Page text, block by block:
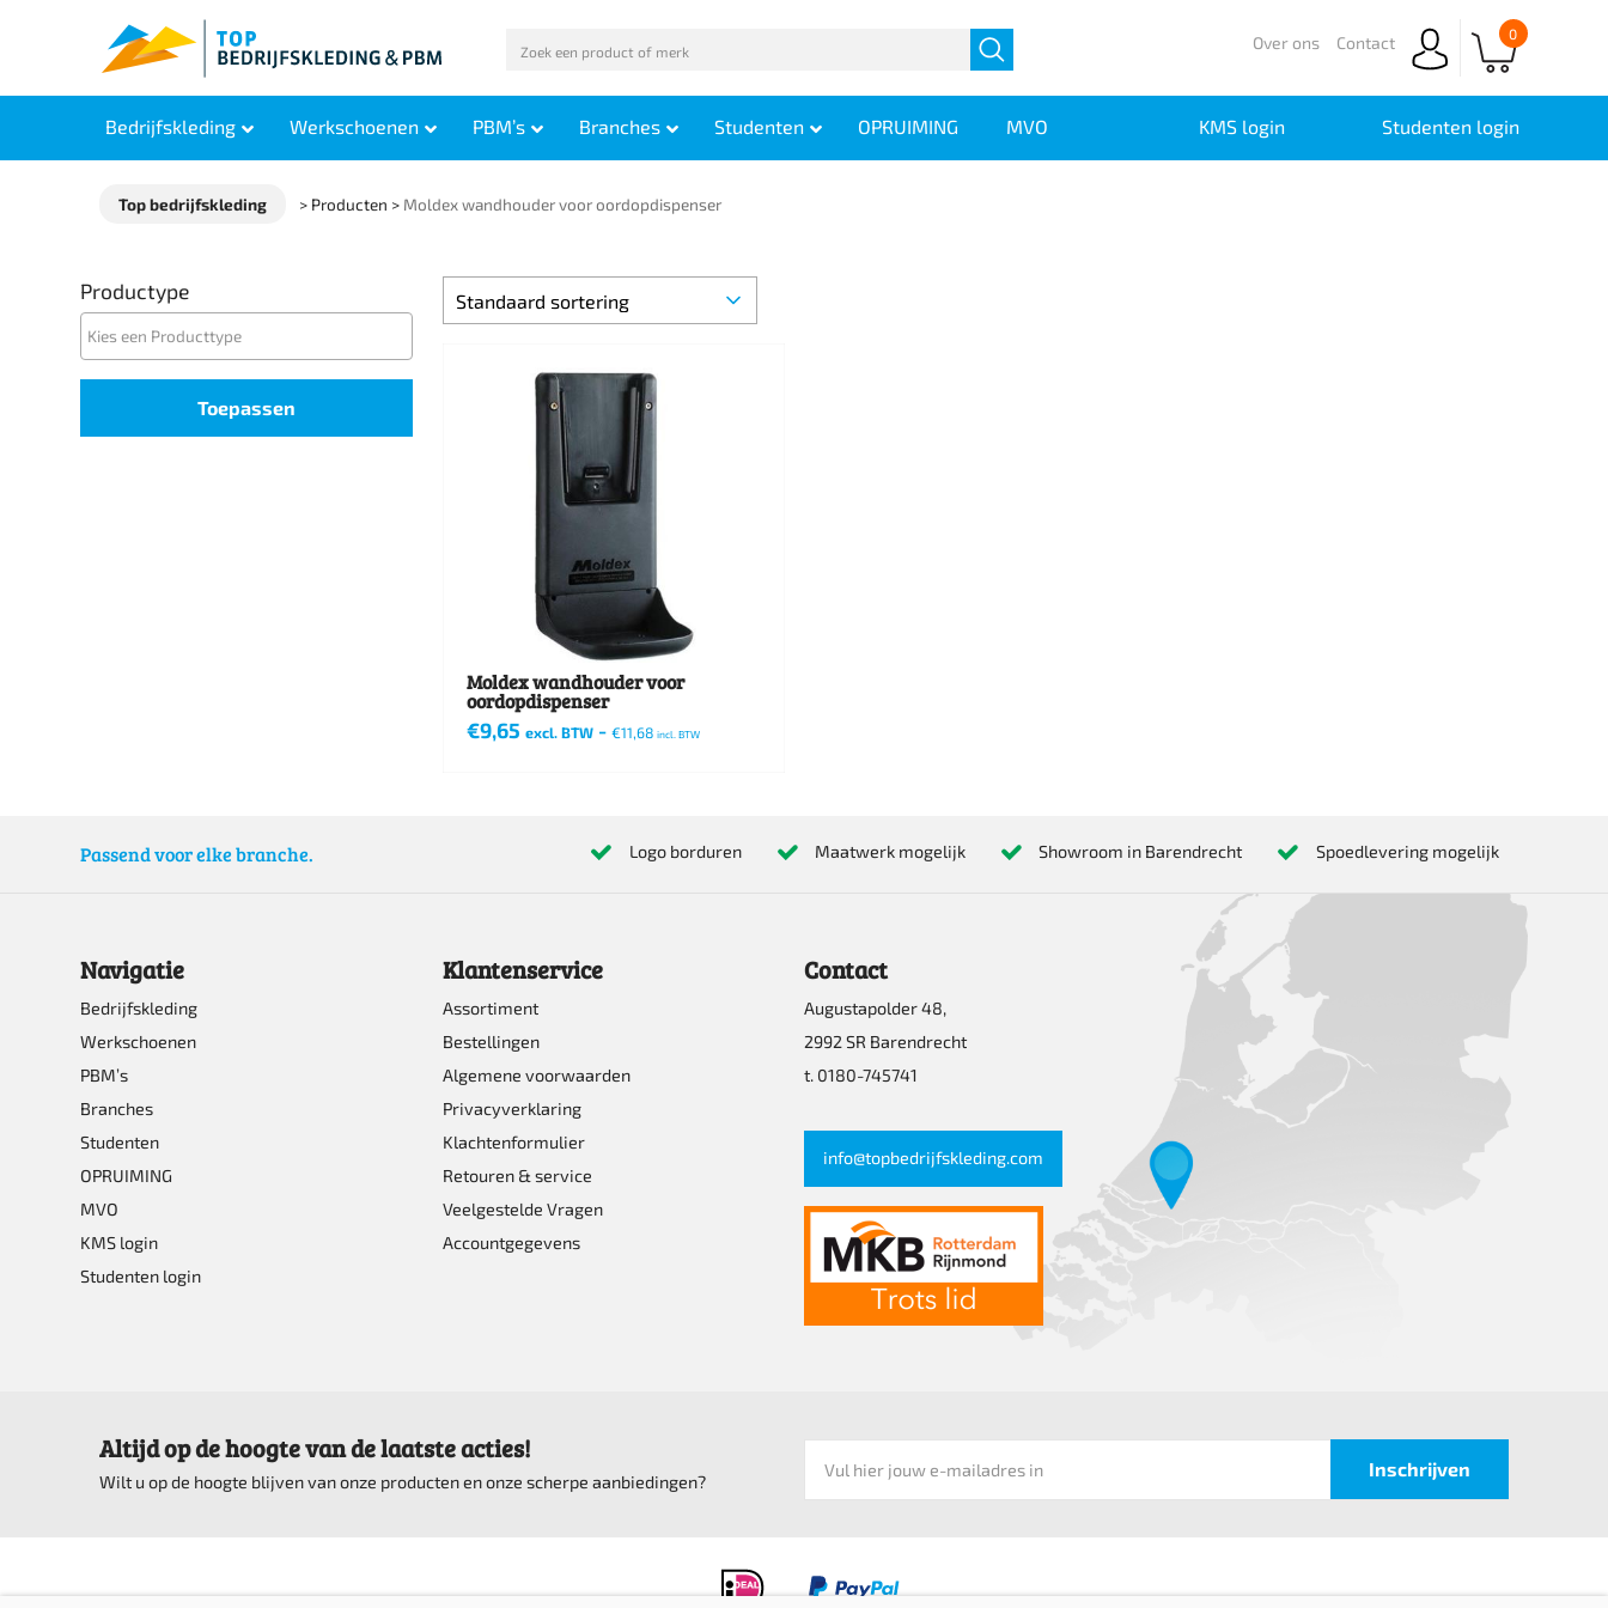
0
Over ons Contact
Bedrijfskleding Werkschoenen PBM’s Branches Studenten OPRUIMING MVO KMS login Studenten login
Top bedrijfskleding > Producten > Moldex wandhouder voor oordopdispenser
Productype
Toepassen
Moldex wandhouder voor
oordopdispenser
€9,65 excl. BTW- €11,68 incl. BTW
Passend voor elke branche. Logo borduren Maatwerk mogelijk Showroom in Barendrecht Spoedlevering mogelijk
Navigatie
Bedrijfskleding
Werkschoenen
PBM’s
Branches
Studenten
OPRUIMING
MVO
KMS login
Studenten login
Klantenservice
Assortiment
Bestellingen
Algemene voorwaarden
Privacyverklaring
Klachtenformulier
Retouren & service
Veelgestelde Vragen
Accountgegevens
Contact
Augustapolder 48,
2992 SR Barendrecht
t. 0180-745741
info@topbedrijfskleding.com
Altijd op de hoogte van de laatste acties!
Wilt u op de hoogte blijven van onze producten en onze scherpe aanbiedingen?